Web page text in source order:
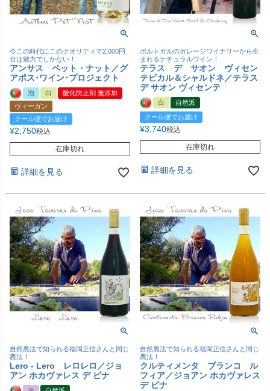
今この時代にこのクオリティで2,000円
台は魅力でしかない！
アンサス ペット・ナット／グ
アポス･ワイン･プロジェクト
泡 白
酸化防止剤 無添加
ヴィーガン
クール便でお届け
¥2,750税込
在庫切れ
詳細を見る
ポルトガルのガレージワイナリーから生
まれるナチュラルワイン！
テラス デ サオン ヴィセン
テビカル＆シャルドネ／テラス
デ サオン ヴィセンテ
白
自然派
クール便でお届け
¥3,740税込
在庫切れ
詳細を見る
自然農法で知られる福岡正信さんと同じ
農法！
Lero - Lero レロレロ／ジョ
アン ホカヴァレス デ ピナ
自然農法で知られる福岡正信さんと同じ
農法！
クルティメンタ ブランコ ル
フィア／ジョアン ホカヴァレス
デ ピナ